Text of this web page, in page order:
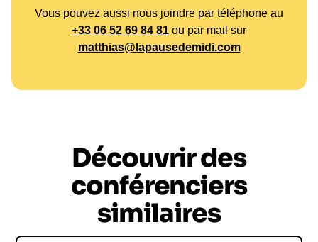
Vous pouvez aussi nous joindre par téléphone au
+33 06 52 69 84 81 ou par mail sur
matthias@lapausedemidi.com
Découvrir des
conférenciers
similaires